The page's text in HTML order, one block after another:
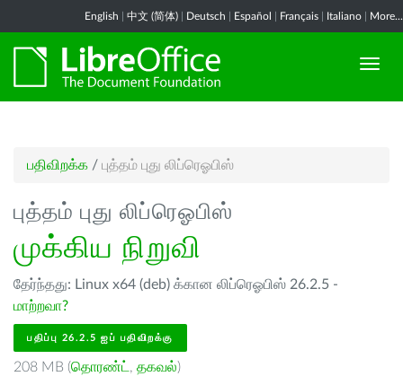
English 中文 (简体) Deutsch Español Français Italiano More...
பதிவிறக்க / புத்தம் புது லிப்ரெஓபிஸ்
புத்தம் புது லிப்ரெஓபிஸ்
முக்கிய நிறுவி
தேர்ந்தது: Linux x64 (deb) க்கான லிப்ரெஓபிஸ் 26.2.5 -
மாற்றவா?
பதிப்பு 26.2.5 ஐப் பதிவிறக்கு
208 MB (தொரண்ட் , தகவல்)